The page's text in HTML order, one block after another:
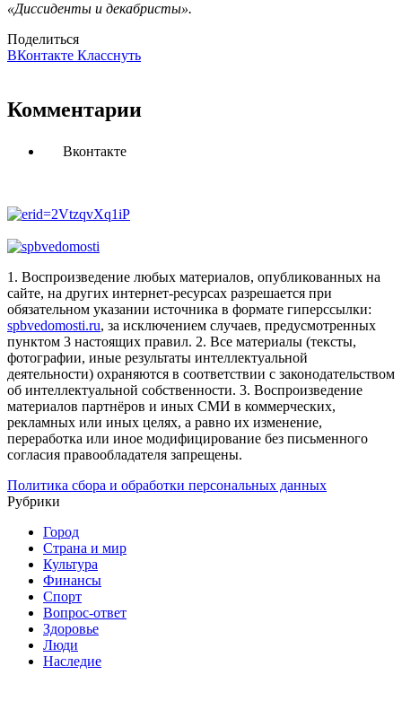
«Диссиденты и декабристы».
Поделиться
ВКонтакте Класснуть
Комментарии
Вконтакте
1. Воспроизведение любых материалов, опубликованных на
сайте, на других интернет-ресурсах разрешается при
обязательном указании источника в формате гиперссылки:
spbvedomosti.ru, за исключением случаев, предусмотренных
пунктом 3 настоящих правил. 2. Все материалы (тексты,
фотографии, иные результаты интеллектуальной
деятельности) охраняются в соответствии с законодательством
об интеллектуальной собственности. 3. Воспроизведение
материалов партнёров и иных СМИ в коммерческих,
рекламных или иных целях, а равно их изменение,
переработка или иное модифицирование без письменного
согласия правообладателя запрещены.
Политика сбора и обработки персональных данных
Рубрики
Город
Страна и мир
Культура
Финансы
Спорт
Вопрос-ответ
Здоровье
Люди
Наследие